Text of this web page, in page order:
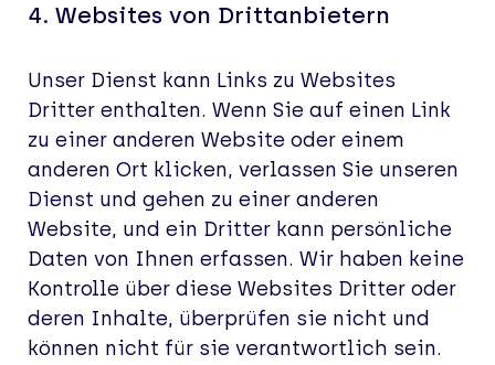
4. Websites von Drittanbietern
Unser Dienst kann Links zu Websites
Dritter enthalten. Wenn Sie auf einen Link
zu einer anderen Website oder einem
anderen Ort klicken, verlassen Sie unseren
Dienst und gehen zu einer anderen
Website, und ein Dritter kann persönliche
Daten von Ihnen erfassen. Wir haben keine
Kontrolle über diese Websites Dritter oder
deren Inhalte, überprüfen sie nicht und
können nicht für sie verantwortlich sein.